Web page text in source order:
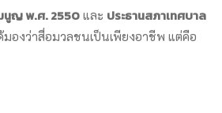
นูญ พ.ศ.2550 และ ประธานสภาเทศบาล
องว่าสื่อมวลชนเป็นเพียงอาชีพ แต่คือ